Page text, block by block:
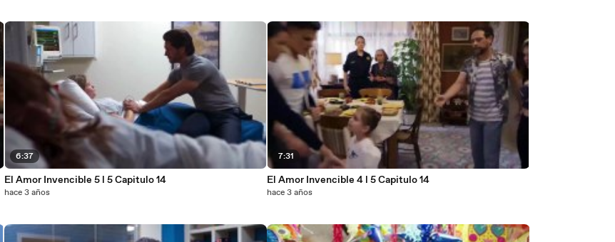
6:37
El Amor Invencible 5 l 5 Capitulo 14
hace 3 años
7:31
El Amor Invencible 4 l 5 Capitulo 14
hace 3 años